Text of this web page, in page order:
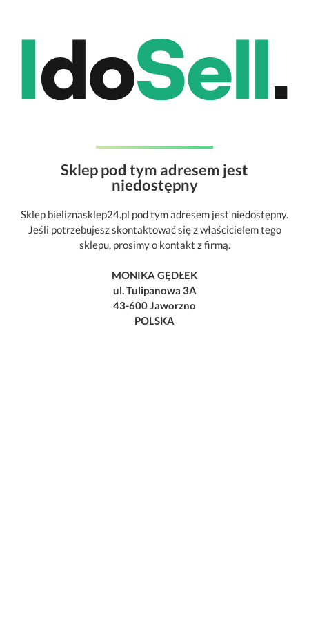
Sklep pod tym adresem jest
niedostępny
Sklep bieliznasklep24.pl pod tym adresem jest niedostępny.
Jeśli potrzebujesz skontaktować się z właścicielem tego
sklepu, prosimy o kontakt z firmą.
MONIKA GĘDŁEK
ul. Tulipanowa 3A
43-600 Jaworzno
POLSKA